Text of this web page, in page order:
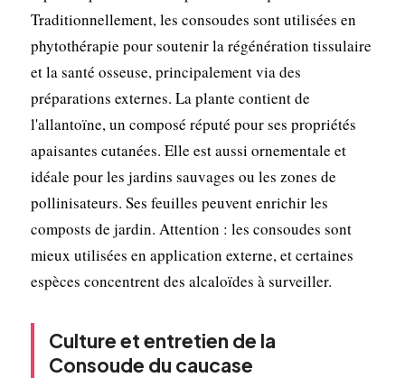
Traditionnellement, les consoudes sont utilisées en
phytothérapie pour soutenir la régénération tissulaire
et la santé osseuse, principalement via des
préparations externes. La plante contient de
l'allantoïne, un composé réputé pour ses propriétés
apaisantes cutanées. Elle est aussi ornementale et
idéale pour les jardins sauvages ou les zones de
pollinisateurs. Ses feuilles peuvent enrichir les
composts de jardin. Attention : les consoudes sont
mieux utilisées en application externe, et certaines
espèces concentrent des alcaloïdes à surveiller.
Culture et entretien de la
Consoude du caucase